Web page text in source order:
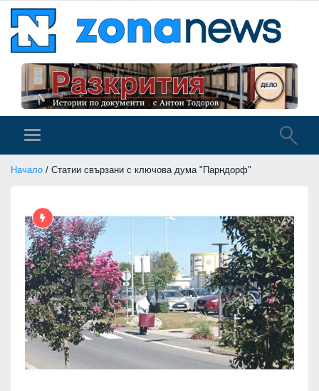
Начало / Статии свързани с ключова дума "Парндорф"